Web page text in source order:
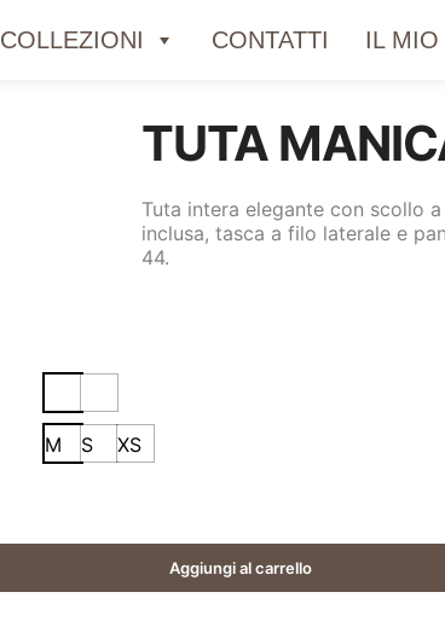
COLLEZIONI CONTATTI IL MIO
TUTA
Tuta intera elegante con scollo
inclusa, tasca a filo laterale e
44.
M S XS
Aggiungi al carrello